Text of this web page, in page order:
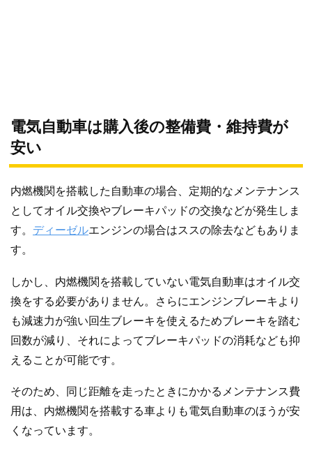
電気自動車は購入後の整備費・維持費が
安い
内燃機関を搭載した自動車の場合、定期的なメンテナンス
としてオイル交換やブレーキパッドの交換などが発生しま
す。 ディーゼルエンジンの場合はススの除去などもありま
す。
しかし、内燃機関を搭載していない電気自動車はオイル交
換をする必要がありません。さらにエンジンブレーキより
も減速力が強い回生ブレーキを使えるためブレーキを踏む
回数が減り、それによってブレーキパッドの消耗なども抑
えることが可能です。
そのため、同じ距離を走ったときにかかるメンテナンス費
用は、内燃機関を搭載する車よりも電気自動車のほうが安
くなっています。